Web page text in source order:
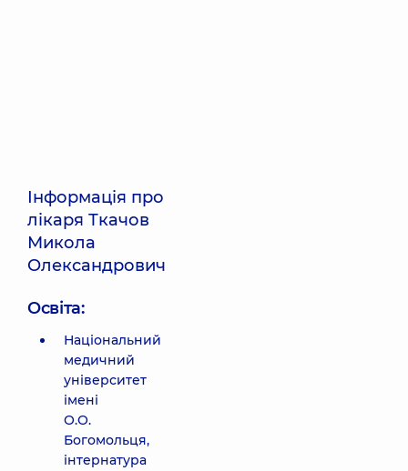
Інформація про
лікаря Ткачов
Микола
Олександрович
Освіта:
Національний
медичний
університет
імені
О.О.
Богомольця,
інтернатура